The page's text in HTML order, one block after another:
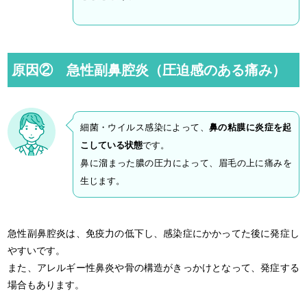
原因② 急性副鼻腔炎（圧迫感のある痛み）
細菌・ウイルス感染によって、鼻の粘膜に炎症を起
こしている状態です。
鼻に溜まった膿の圧力によって、眉毛の上に痛みを
生じます。
急性副鼻腔炎は、免疫力の低下し、感染症にかかってた後に発症し
やすいです。
また、アレルギー性鼻炎や骨の構造がきっかけとなって、発症する
場合もあります。